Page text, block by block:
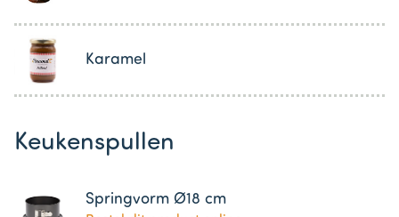
Karamel
Keukenspullen
Springvorm Ø18 cm